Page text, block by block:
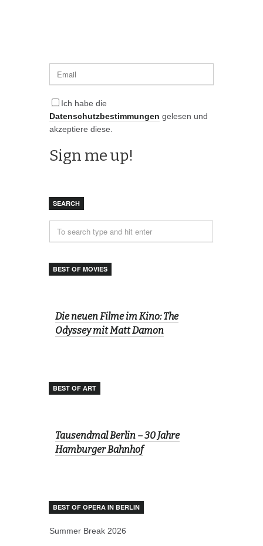
Ich habe die
Datenschutzbestimmungen gelesen und
akzeptiere diese.
SEARCH
BEST OF MOVIES
Die neuen Filme im Kino: The
Odyssey mit Matt Damon
BEST OF ART
Tausendmal Berlin – 30 Jahre
Hamburger Bahnhof
BEST OF OPERA IN BERLIN
Summer Break 2026